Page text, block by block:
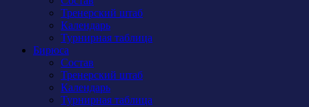
Тренерский штаб
Календарь
Турнирная таблица
Бирюса
Состав
Тренерский штаб
Календарь
Турнирная таблица